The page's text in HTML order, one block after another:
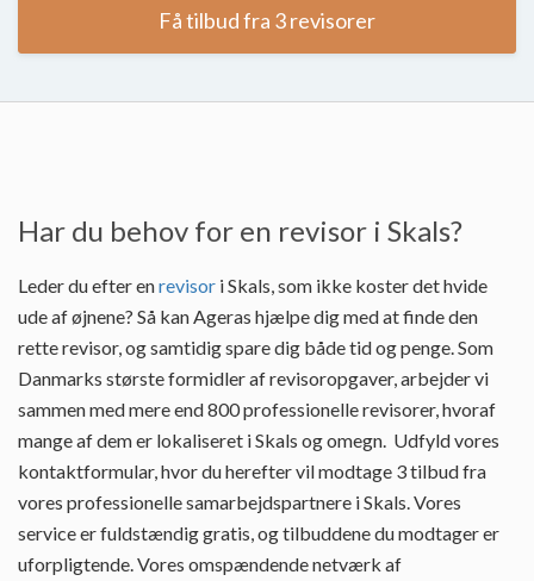
Få tilbud fra 3 revisorer
Har du behov for en revisor i Skals?
Leder du efter enrevisor i Skals, som ikke koster det hvide
ude af øjnene? Så kan Ageras hjælpe dig med at finde den
rette revisor, og samtidig spare dig både tid og penge. Som
Danmarks største formidler af revisoropgaver, arbejder vi
sammen med mere end 800 professionelle revisorer, hvoraf
mange af dem er lokaliseret i Skals og omegn. Udfyld vores
kontaktformular, hvor du herefter vil modtage 3 tilbud fra
vores professionelle samarbejdspartnere i Skals. Vores
service er fuldstændig gratis, og tilbuddene du modtager er
uforpligtende. Vores omspændende netværk af